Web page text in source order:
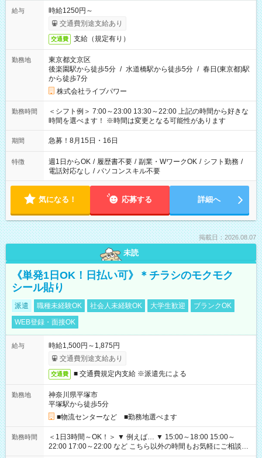
給与
時給1250円～
交通費別途支給あり
交通費 支給（規定有り）
勤務地
東京都文京区
後楽園駅から徒歩5分 / 水道橋駅から徒歩5分 / 春日(東京都)駅
から徒歩7分
株式会社ライブパワー
勤務時間
＜シフト例＞ 7:00～23:00 13:30～22:00 上記の時間から好きな
時間を選べます！ ※時間は変更となる可能性があります
期間 急募！8月15日・16日
特徴 週1日からOK / 履歴書不要 / 副業・WワークOK / シフト勤務 /
電話対応なし / パソコンスキル不要
気になる！ 応募する 詳細へ
掲載日：2026.08.07
未読
《単発1日OK！日払い可》＊チラシのモクモク
シール貼り
派遣 職種未経験OK 社会人未経験OK 大学生歓迎
ブランクOK
WEB登録・面接OK
給与
時給1,500円～1,875円
交通費別途支給あり
交通費 ■ 交通費規定内支給 ※派遣先による
勤務地
神奈川県平塚市
平塚駅から徒歩5分
■物流センターなど ■勤務地選べます
勤務時間
＜1日3時間～OK！＞ ▼ 例えば… ▼ 15:00～18:00 15:00～
22:00 17:00～22:00 など こちら以外の時間もお気軽にご相談く
ださい！